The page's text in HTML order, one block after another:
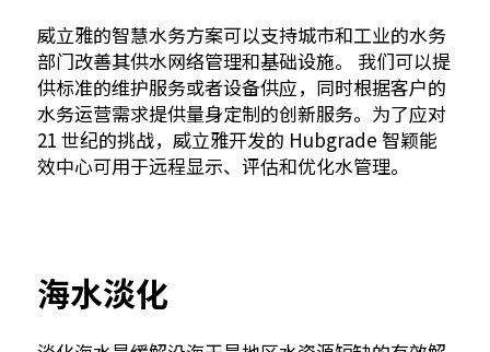
威立雅的智慧水务方案可以支持城市和工业的水务
部门改善其供水网络管理和基础设施。 我们可以提
供标准的维护服务或者设备供应，同时根据客户的
水务运营需求提供量身定制的创新服务。为了应对
21 世纪的挑战，威立雅开发的 Hubgrade 智颖能
效中心可用于远程显示、评估和优化水管理。
海水淡化